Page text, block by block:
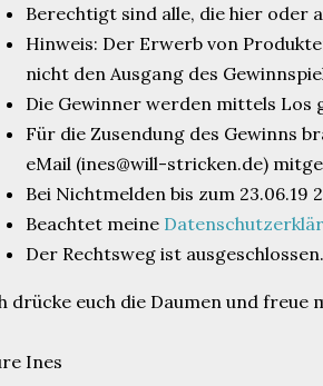
Berechtigt sind alle, die hier oder
Hinweis: Der Erwerb von
nicht den Ausgang des
Die Gewinner werden mittels Los
Für die Zusendung des Gewinns
eMail (ines@will-stricken.de)
Bei Nichtmelden bis zum 23.06.19
Beachtet meine
Der Rechtsweg ist ausgeschlossen.
drücke euch die Daumen und freue
Ines